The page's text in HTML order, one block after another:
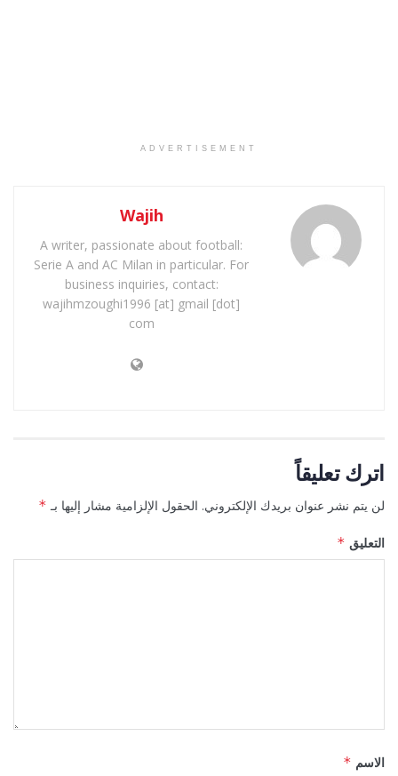
ADVERTISEMENT
Wajih
A writer, passionate about football:
Serie A and AC Milan in particular. For
business inquiries, contact:
wajihmzoughi1996 [at] gmail [dot]
com
اترك تعليقاً
لن يتم نشر عنوان بريدك الإلكتروني. الحقول الإلزامية مشار إليها بـ *
التعليق *
الاسم *